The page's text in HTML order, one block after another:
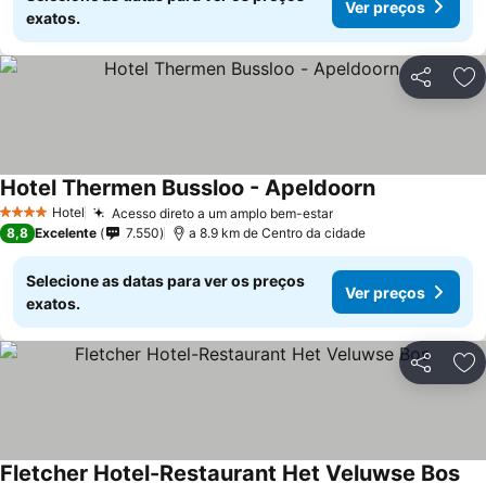
exatos.
Ver preços
Partilhar
4 EstrelasHotel Acesso direto a um amplo bem-estar
Hotel Thermen Bussloo - Apeldoorn
8,8 Excelente 7.550 a 8.9 km de Centro da cidade
Selecione as datas para ver os preços
exatos.
Ver preços
Partilhar
Fletcher Hotel-Restaurant Het Veluwse Bos